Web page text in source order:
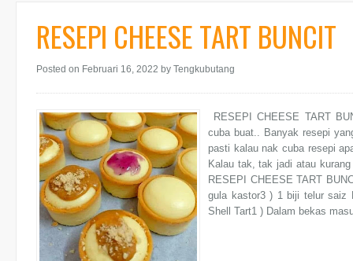
RESEPI CHEESE TART BUNCIT
Posted on Februari 16, 2022 by Tengkubutang
RESEPI CHEESE TART
cuba buat.. Banyak resepi
pasti kalau nak cuba resepi
Kalau tak, tak jadi atau
RESEPI CHEESE TART
gula kastor3 ) 1 biji telur saiz
Shell Tart1 ) Dalam bekas